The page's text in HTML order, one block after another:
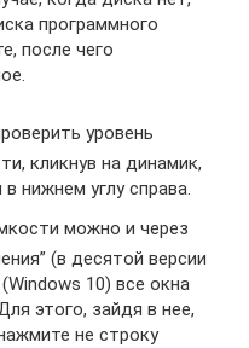
программного
после чего
уровень
кликнув на динамик,
нижнем углу справа.
можно и через
(в десятой версии
10) все окна
этого, зайдя в нее,
не строку